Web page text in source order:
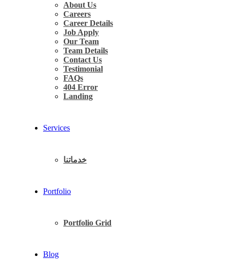
About Us
Careers
Career Details
Job Apply
Our Team
Team Details
Contact Us
Testimonial
FAQs
404 Error
Landing
Services
خدماتنا
Portfolio
Portfolio Grid
Blog